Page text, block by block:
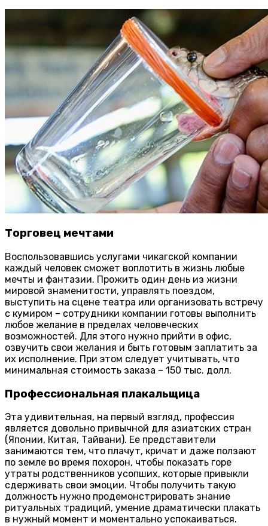
Торговец мечтами
Воспользовавшись услугами чикагской компании
каждый человек сможет воплотить в жизнь любые
мечты и фантазии. Прожить один день из жизни
мировой знаменитости, управлять поездом,
выступить на сцене театра или организовать встречу
с кумиром – сотрудники компании готовы выполнить
любое желание в пределах человеческих
возможностей. Для этого нужно прийти в офис,
озвучить свои желания и быть готовым заплатить за
их исполнение. При этом следует учитывать, что
минимальная стоимость заказа – 150 тыс. долл.
Профессиональная плакальщица
Эта удивительная, на первый взгляд, профессия
является довольно привычной для азиатских стран
(Японии, Китая, Тайвани). Ее представители
занимаются тем, что плачут, кричат и даже ползают
по земле во время похорон, чтобы показать горе
утраты родственников усопших, которые привыкли
сдерживать свои эмоции. Чтобы получить такую
должность нужно продемонстрировать знание
ритуальных традиций, умение драматически плакать
в нужный момент и моментально успокаиваться.